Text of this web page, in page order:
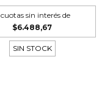
cuotas sin interés de
$6.488,67
SIN STOCK